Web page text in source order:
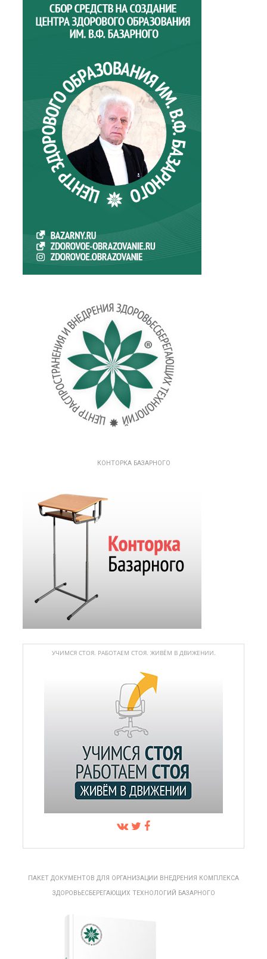
КОНТОРКА БАЗАРНОГО
УЧИМСЯ СТОЯ. РАБОТАЕМ СТОЯ. ЖИВЁМ В ДВИЖЕНИИ.
ПАКЕТ ДОКУМЕНТОВ ДЛЯ ОРГАНИЗАЦИИ ВНЕДРЕНИЯ КОМПЛЕКСА
ЗДОРОВЬЕСБЕРЕГАЮЩИХ ТЕХНОЛОГИЙ БАЗАРНОГО